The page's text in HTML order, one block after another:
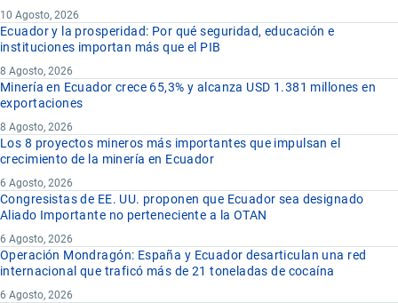
10 Agosto, 2026
Ecuador y la prosperidad: Por qué seguridad, educación e
instituciones importan más que el PIB
8 Agosto, 2026
Minería en Ecuador crece 65,3% y alcanza USD 1.381 millones en
exportaciones
8 Agosto, 2026
Los 8 proyectos mineros más importantes que impulsan el
crecimiento de la minería en Ecuador
6 Agosto, 2026
Congresistas de EE. UU. proponen que Ecuador sea designado
Aliado Importante no perteneciente a la OTAN
6 Agosto, 2026
Operación Mondragón: España y Ecuador desarticulan una red
internacional que traficó más de 21 toneladas de cocaína
6 Agosto, 2026